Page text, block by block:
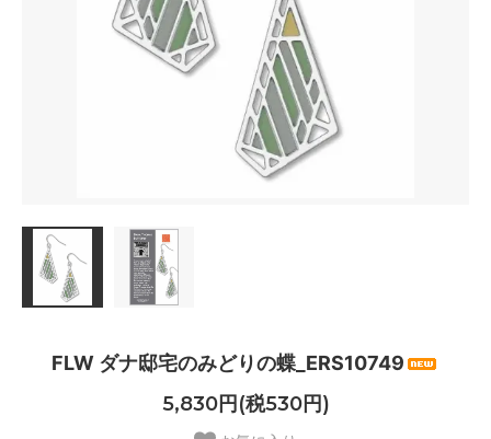
FLW ダナ邸宅のみどりの蝶_ERS10749
5,830円(税530円)